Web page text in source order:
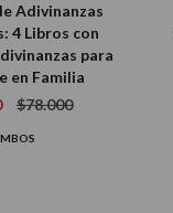
Adivinanzas
4 Libros con
para
en Familia
$78.000